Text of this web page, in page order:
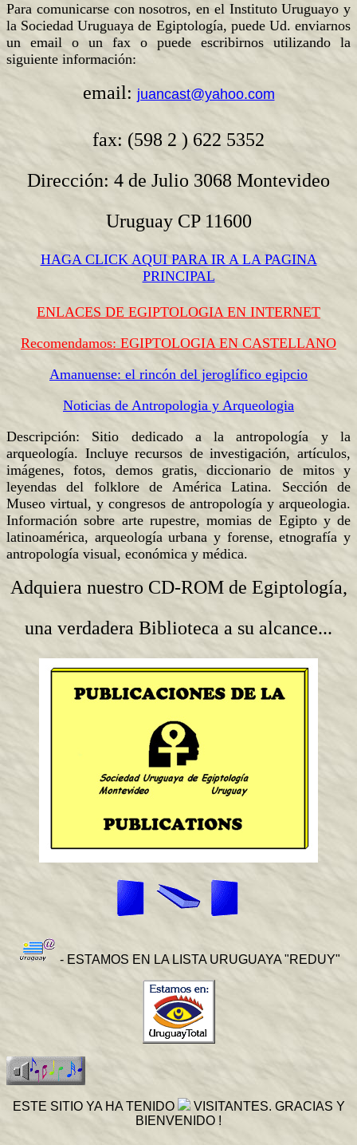
Para comunicarse con nosotros, en el Instituto Uruguayo y
la Sociedad Uruguaya de Egiptología, puede Ud. enviarnos
un email o un fax o puede escribirnos utilizando la
siguiente información:
email: juancast@yahoo.com
fax: (598 2 ) 622 5352
Dirección: 4 de Julio 3068 Montevideo
Uruguay CP 11600
HAGA CLICK AQUI PARA IR A LA PAGINA
PRINCIPAL
ENLACES DE EGIPTOLOGIA EN INTERNET
Recomendamos: EGIPTOLOGIA EN CASTELLANO
Amanuense: el rincón del jeroglífico egipcio
Noticias de Antropologia y Arqueologia
Descripción: Sitio dedicado a la antropología y la
arqueología. Incluye recursos de investigación, artículos,
imágenes, fotos, demos gratis, diccionario de mitos y
leyendas del folklore de América Latina. Sección de
Museo virtual, y congresos de antropología y arqueologia.
Información sobre arte rupestre, momias de Egipto y de
latinoamérica, arqueología urbana y forense, etnografía y
antropología visual, económica y médica.
Adquiera nuestro CD-ROM de Egiptología,
una verdadera Biblioteca a su alcance...
- ESTAMOS EN LA LISTA URUGUAYA "REDUY"
ESTE SITIO YA HA TENIDO
VISITANTES. GRACIAS Y
BIENVENIDO !